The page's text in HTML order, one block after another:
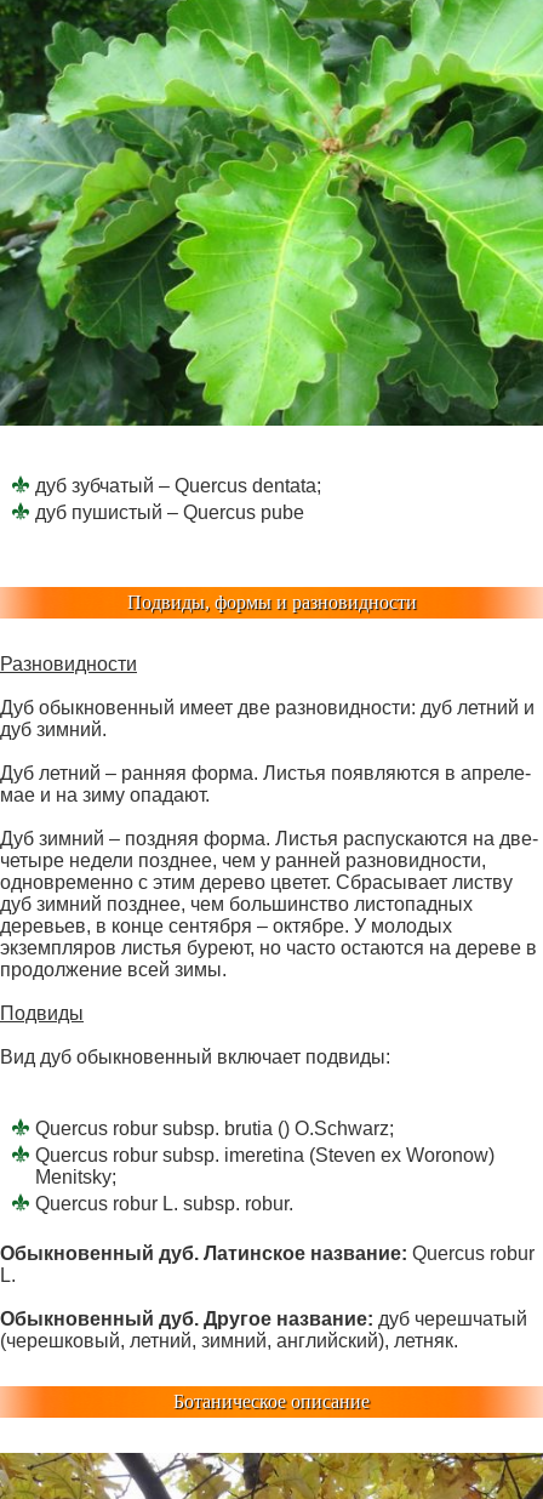
дуб зубчатый – Quercus dentata;
дуб пушистый – Quercus pube
Подвиды, формы и разновидности
Разновидности
Дуб обыкновенный имеет две разновидности: дуб летний и
дуб зимний.
Дуб летний – ранняя форма. Листья появляются в апреле-
мае и на зиму опадают.
Дуб зимний – поздняя форма. Листья распускаются на две-
четыре недели позднее, чем у ранней разновидности,
одновременно с этим дерево цветет. Сбрасывает листву
дуб зимний позднее, чем большинство листопадных
деревьев, в конце сентября – октябре. У молодых
экземпляров листья буреют, но часто остаются на дереве в
продолжение всей зимы.
Подвиды
Вид дуб обыкновенный включает подвиды:
Quercus robur subsp. brutia () O.Schwarz;
Quercus robur subsp. imeretina (Steven ex Woronow)
Menitsky;
Quercus robur L. subsp. robur.
Обыкновенный дуб. Латинское название: Quercus robur
L.
Обыкновенный дуб. Другое название: дуб черешчатый
(черешковый, летний, зимний, английский), летняк.
Ботаническое описание